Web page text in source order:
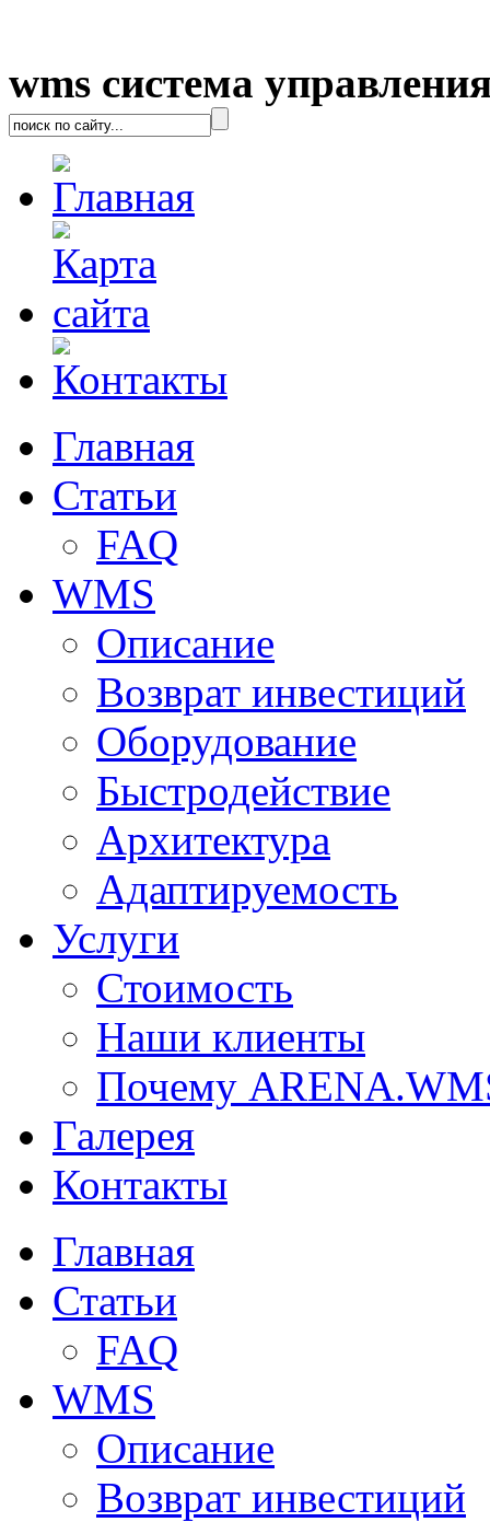
wms система
Главная
Статьи
FAQ
WMS
Описание
Возврат инвестиций
Оборудование
Быстродействие
Архитектура
Адаптируемость
Услуги
Стоимость
Наши клиенты
Почему
Галерея
Контакты
Главная
Статьи
FAQ
WMS
Описание
Возврат инвестиций